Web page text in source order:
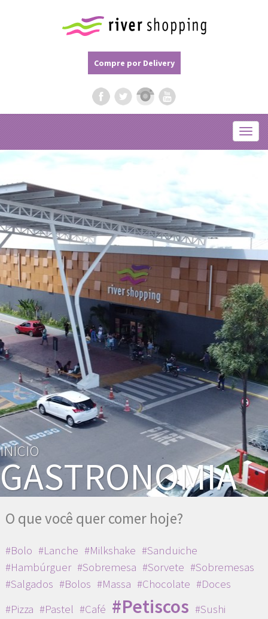
Compre por Delivery
Menu
INÍCIO
GASTRONOMIA
O que você quer comer hoje?
#Bolo #Lanche #Milkshake #Sanduiche
#Hambúrguer #Sobremesa #Sorvete #Sobremesas
#Salgados #Bolos #Massa #Chocolate #Doces
#Pizza #Pastel #Café #Petiscos #Sushi